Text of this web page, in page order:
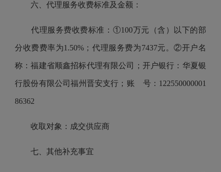
六、代理服务收费标准及金额：
代理服务费收费标准：①100万元（含）以下的部
分收费费率为1.50%；代理服务费为7437元。②开户名
称：福建省顺鑫招标代理有限公司；开户银行：华夏银
行股份有限公司福州晋安支行；账 号：122550000001
86362
收取对象：成交供应商
七、其他补充事宜